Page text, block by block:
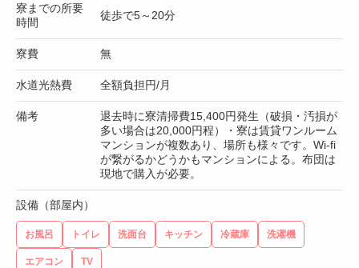
寮までの所要
時間
徒歩で5～20分
寮費 無
水道光熱費 全額負担円/月
備考
退去時に寮清掃費15,400円発生（破損・汚損が
多い場合は20,000円程）・寮は賃貸ワンルーム
マンションが複数あり、場所も様々です。Wi-fi
が繋がるかどうかもマンションによる。布団は
現地で購入が必要。
設備（部屋内）
お風呂 トイレ 洗面台 キッチン 冷蔵庫 洗濯機
エアコン TV